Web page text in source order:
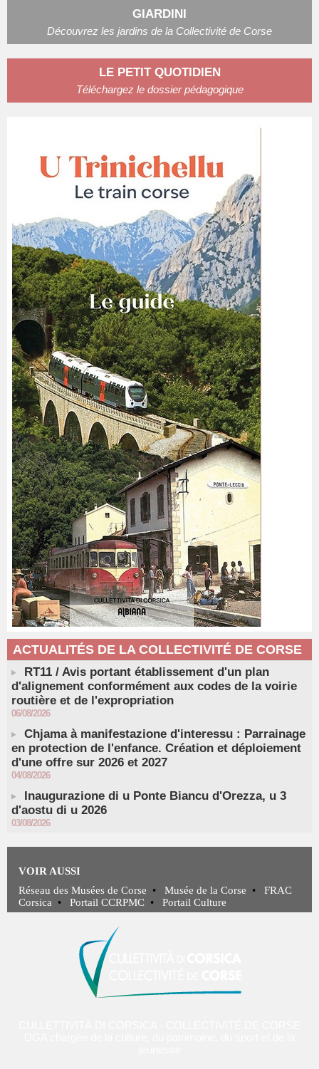
GIARDINI
Découvrez les jardins de la Collectivité de Corse
LE PETIT QUOTIDIEN
Téléchargez le dossier pédagogique
ACTUALITÉS DE LA COLLECTIVITÉ DE CORSE
RT11 / Avis portant établissement d'un plan
d'alignement conformément aux codes de la voirie
routière et de l'expropriation
06/08/2026
Chjama à manifestazione d'interessu : Parrainage
en protection de l'enfance. Création et déploiement
d'une offre sur 2026 et 2027
04/08/2026
Inaugurazione di u Ponte Biancu d'Orezza, u 3
d'aostu di u 2026
03/08/2026
VOIR AUSSI
Réseau des Musées de Corse • Musée de la Corse • FRAC
Corsica • Portail CCRPMC • Portail Culture